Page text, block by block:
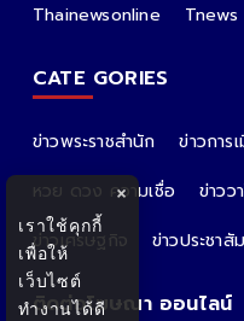
Thainewsonline
Tnews
CATE GORIES
ข่าวพระราชสำนัก ข่าวการ
หวย ดวง ความเชื่อ
ข่าวว
ข่าวเศรษฐกิจ
ข่าวประชา
ติดต่อโฆษณา ออนไลน์
×
เราใช้คุกกี้
เพื่อให้
เว็บไซต์
ทำงานได้ดี